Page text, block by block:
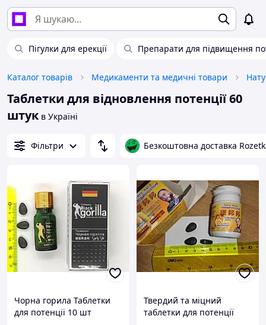
Пігулки для ерекції Препарати для підвищення
Каталог товарів Медикаменти та медичні товари
Таблетки для відновлення потенції 60
штук в Україні
Фільтри Безкоштовна доставка
Чорна горила Таблетки
для потенції 10 шт
Твердий та міцний
таблетки для потенції